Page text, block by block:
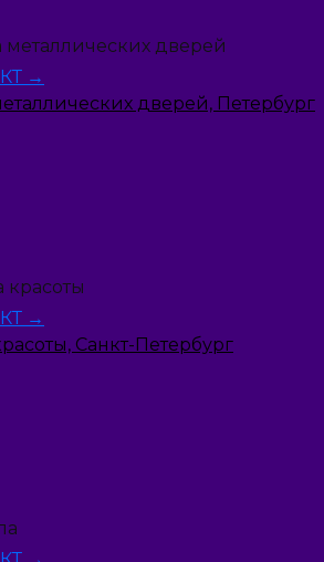
→
дверей, Петербург
→
Санкт-Петербург